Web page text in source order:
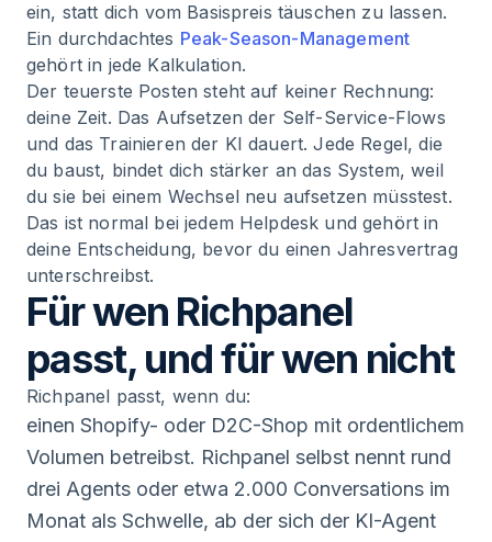
ein, statt dich vom Basispreis täuschen zu lassen.
Ein durchdachtes Peak-Season-Management
gehört in jede Kalkulation.
Der teuerste Posten steht auf keiner Rechnung:
deine Zeit. Das Aufsetzen der Self-Service-Flows
und das Trainieren der KI dauert. Jede Regel, die
du baust, bindet dich stärker an das System, weil
du sie bei einem Wechsel neu aufsetzen müsstest.
Das ist normal bei jedem Helpdesk und gehört in
deine Entscheidung, bevor du einen Jahresvertrag
unterschreibst.
Für wen Richpanel
passt, und für wen nicht
Richpanel passt, wenn du:
einen Shopify- oder D2C-Shop mit ordentlichem
Volumen betreibst. Richpanel selbst nennt rund
drei Agents oder etwa 2.000 Conversations im
Monat als Schwelle, ab der sich der KI-Agent